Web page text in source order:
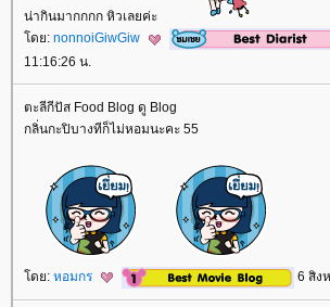
น่ากินมากกกก หิวเลยค่ะ
ดย: nonnoiGiwGiw
11:16:26 น.
ตะลีกีปัส Food Blog ดู Blog
กลิ่นกะปิบางทีก็ไม่หอมนะคะ 55
ดย: หอมกร 6 สิง